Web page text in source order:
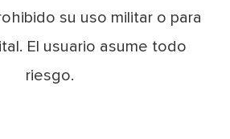
su uso militar o para
El usuario asume todo
riesgo.